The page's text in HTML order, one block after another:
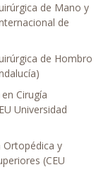
de Mano y
de
de Hombro
Cirugía
Universidad
Ortopédica y
(CEU